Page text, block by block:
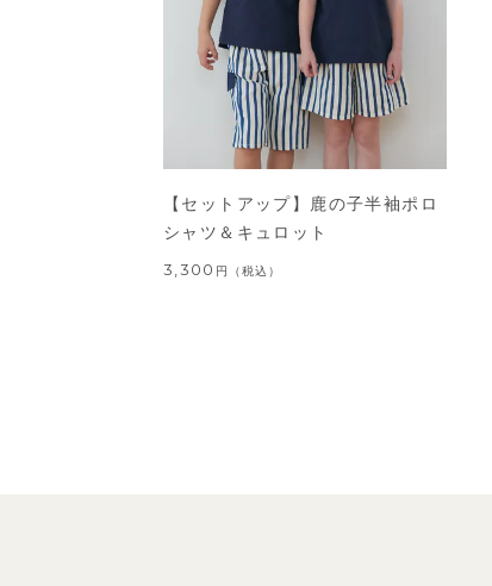
【セットアップ】鹿の子半袖ポロ
シャツ＆キュロット
3,300 円 （税込）